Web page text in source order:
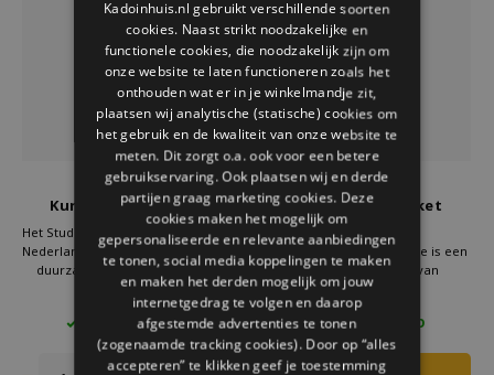
Welke Zwitscherbox past bij jou?
Zwitscherbox als cadeau
Wanddecoratie
Storytiles
Studio Roof
Kunstenaarsboeket
Nederlands Meesters
Boeket
Het Studio Roof Kunstenaarsboeket
Nederlands Meesters Boeket is een
duurzaam bloemenboeket van
papieren bloemen. Dit kunstwerk is
geïnspireerd op Hollandse
meesters en straalt kleur en
elegantie uit. Ideaal als design
cadeau of stijlvol interieuraccent.
€19,95
2 OP VOORRAAD
Studio Roof
Kunstenaarsboeket
Matisse papier bloem
Het Studio ROOF
Kunstenaarsboeket Matisse is een
duurzaam 3D-boeket van
gerecycled karton, bedrukt met
plantaardige inkt. Ontworpen in
Amsterdam. Een kleurrijk cadeau
dat kunst en natuur samenbrengt.
€19,95
4 OP VOORRAAD
ENGLISH
Kadoinhuis.nl gebruikt verschillende soorten
cookies. Naast strikt noodzakelijke en
functionele cookies, die noodzakelijk zijn om
onze website te laten functioneren zoals het
onthouden wat er in je winkelmandje zit,
plaatsen wij analytische (statische) cookies om
het gebruik en de kwaliteit van onze website te
meten. Dit zorgt o.a. ook voor een betere
gebruikservaring. Ook plaatsen wij en derde
partijen graag marketing cookies. Deze
cookies maken het mogelijk om
gepersonaliseerde en relevante aanbiedingen
te tonen, social media koppelingen te maken
en maken het derden mogelijk om jouw
internetgedrag te volgen en daarop
afgestemde advertenties te tonen
(zogenaamde tracking cookies). Door op “alles
accepteren” te klikken geef je toestemming